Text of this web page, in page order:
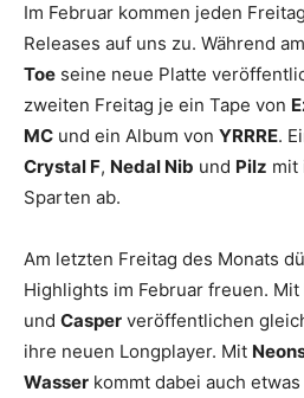
Im Februar kommen jeden
Releases auf uns zu. Während
Toe seine neue Platte
zweiten Freitag je ein Tape von
MC und ein Album von YRRRE.
Crystal F, Nedal Nib und Pilz mit
Sparten ab.
Am letzten Freitag des Monats
Highlights im Februar freuen. Mit
und Casper veröffentlichen
ihre neuen Longplayer. Mit
Wasser kommt dabei auch